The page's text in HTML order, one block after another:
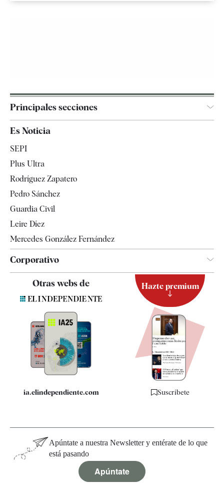
Principales secciones
Televisión
Es Noticia
SEPI
Plus Ultra
Rodríguez Zapatero
Pedro Sánchez
Guardia Civil
Leire Díez
Mercedes González Fernández
Corporativo
Quiénes somos
Especificaciones
Otras webs de
ia.elindependiente.com
Hazte premium
Suscríbete
Apúntate a nuestra Newsletter y entérate de lo que
está pasando
Apúntate